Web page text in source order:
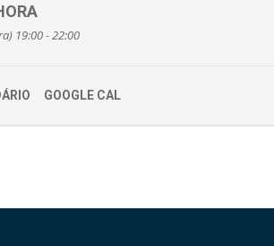
19:00 - 22:00
GOOGLE CAL